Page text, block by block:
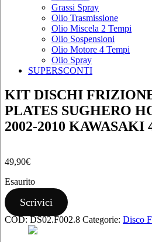
Grassi Spray
Olio Trasmissione
Olio Miscela 2 Tempi
Olio Sospensioni
Olio Motore 4 Tempi
Olio Spray
SUPERSCONTI
KIT DISCHI
PLATES SUGHERO
2002-2010 KAWASAKI
49,90€
Esaurito
Scrivici
COD:DS02.F002.8 Categorie: Disco